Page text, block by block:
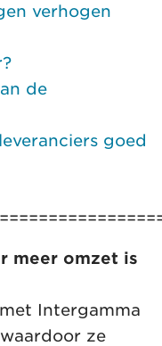
verhogen
de
goed
meer omzet is
Intergamma
ze